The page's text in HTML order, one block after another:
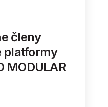
členy
platformy
MODULAR